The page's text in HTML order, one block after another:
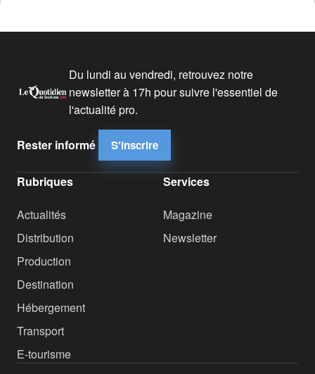
Du lundi au vendredi, retrouvez notre
newsletter à 17h pour suivre l'essentiel de
l'actualité pro.
Rester informé S'inscrire
Rubriques
Actualités
Distribution
Production
Destination
Hébergement
Transport
E-tourisme
Services
Magazine
Newsletter